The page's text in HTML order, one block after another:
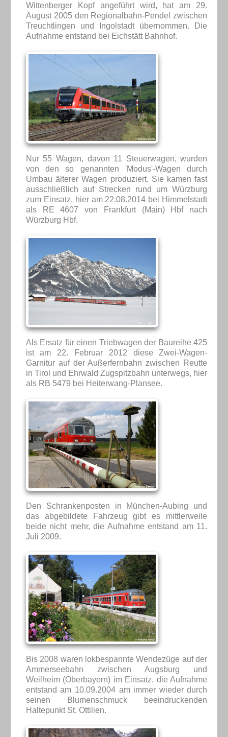
Wittenberger Kopf angeführt wird, hat am 29.
August 2005 den Regionalbahn-Pendel zwischen
Treuchtlingen und Ingolstadt übernommen. Die
Aufnahme entstand bei Eichstätt Bahnhof.
Nur 55 Wagen, davon 11 Steuerwagen, wurden
von den so genannten 'Modus'-Wagen durch
Umbau älterer Wagen produziert. Sie kamen fast
ausschließlich auf Strecken rund um Würzburg
zum Einsatz, hier am 22.08.2014 bei Himmelstadt
als RE 4607 von Frankfurt (Main) Hbf nach
Würzburg Hbf.
Als Ersatz für einen Triebwagen der Baureihe 425
ist am 22. Februar 2012 diese Zwei-Wagen-
Garnitur auf der Außerfernbahn zwischen Reutte
in Tirol und Ehrwald Zugspitzbahn unterwegs, hier
als RB 5479 bei Heiterwang-Plansee.
Den Schrankenposten in München-Aubing und
das abgebildete Fahrzeug gibt es mittlerweile
beide nicht mehr, die Aufnahme entstand am 11.
Juli 2009.
Bis 2008 waren lokbespannte Wendezüge auf der
Ammerseebahn zwischen Augsburg und
Weilheim (Oberbayern) im Einsatz, die Aufnahme
entstand am 10.09.2004 am immer wieder durch
seinen Blumenschmuck beeindruckenden
Haltepunkt St. Ottilien.